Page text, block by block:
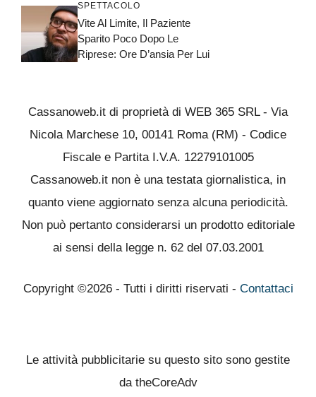
SPETTACOLO
Vite Al Limite, Il Paziente
Sparito Poco Dopo Le
Riprese: Ore D’ansia Per Lui
Cassanoweb.it di proprietà di WEB 365 SRL - Via
Nicola Marchese 10, 00141 Roma (RM) - Codice
Fiscale e Partita I.V.A. 12279101005
Cassanoweb.it non è una testata giornalistica, in
quanto viene aggiornato senza alcuna periodicità.
Non può pertanto considerarsi un prodotto editoriale
ai sensi della legge n. 62 del 07.03.2001
Copyright ©2026 - Tutti i diritti riservati - Contattaci
Le attività pubblicitarie su questo sito sono gestite
da theCoreAdv